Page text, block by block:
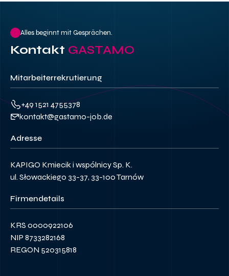
Alles beginnt mit Gesprächen.
Kontakt GASTAMO
Mitarbeiterrekrutierung
+49 1521 4755378
kontakt@gastamo-job.de
Adresse
KAPIGO Kmiecik i wspólnicy Sp. K.
ul. Słowackiego 33-37, 33-100 Tarnów
Firmendetails
KRS 0000922106
NIP 8733282168
REGON 520315818